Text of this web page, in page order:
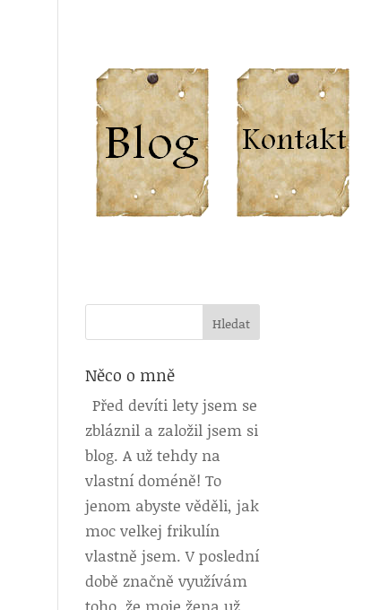
Něco o mně
Před devíti lety jsem se
zbláznil a založil jsem si
blog. A už tehdy na
vlastní doméně! To
jenom abyste věděli, jak
moc velkej frikulín
vlastně jsem. V poslední
době značně využívám
toho, že moje žena už